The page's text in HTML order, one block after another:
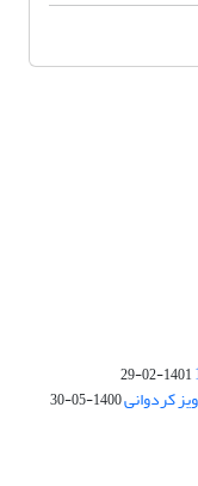
1401-02-29
کردوانی1400-05-30